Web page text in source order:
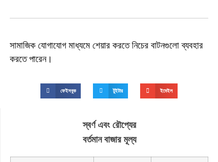
সামাজিক যোগাযোগ মাধ্যমে শেয়ার করতে নিচের বাটনগুলো ব্যবহার
করতে পারেন।
ফেইসবুক টুইটার ইমেইল
স্বর্ণ এবং রৌপ্যের
বর্তমান বাজার মূল্য